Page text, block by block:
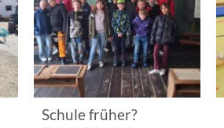
Schule früher?